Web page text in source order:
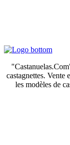
castagnettes. Vente
les modèles de